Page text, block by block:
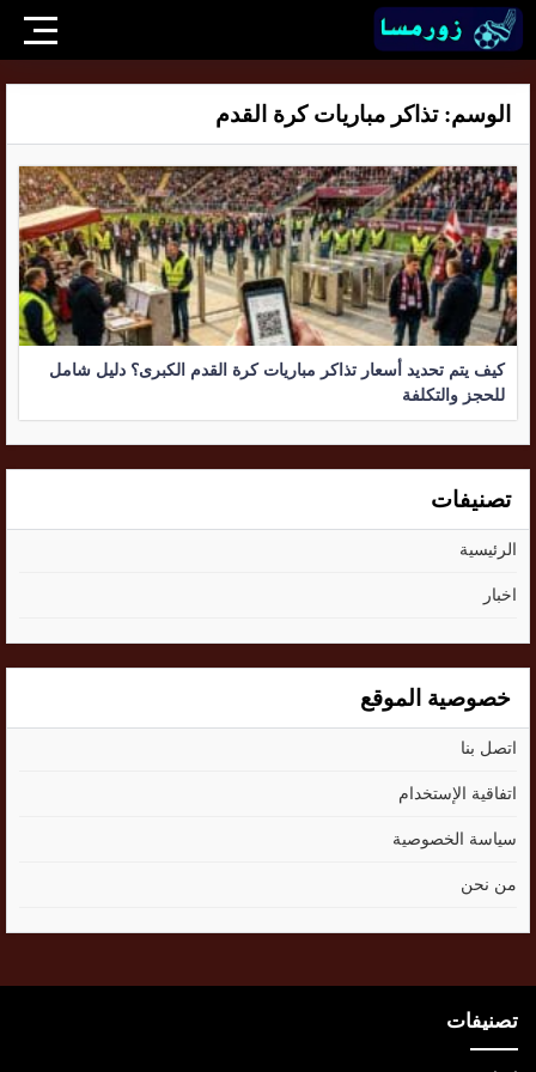
الوسم:تذاكر مباريات كرة القدم
كيف يتم تحديد أسعار تذاكر مباريات كرة القدم الكبرى؟ دليل شامل
للحجز والتكلفة
تصنيفات
الرئيسية
اخبار
خصوصية الموقع
اتصل بنا
اتفاقية الإستخدام
سياسة الخصوصية
من نحن
تصنيفات